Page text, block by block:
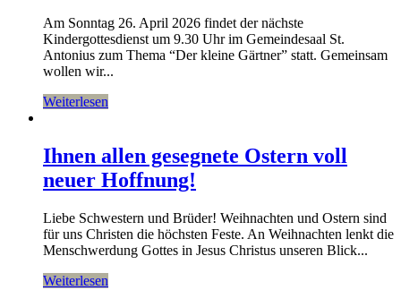
Am Sonntag 26. April 2026 findet der nächste
Kindergottesdienst um 9.30 Uhr im Gemeindesaal St.
Antonius zum Thema “Der kleine Gärtner” statt. Gemeinsam
wollen wir...
Weiterlesen
Ihnen allen gesegnete Ostern voll
neuer Hoffnung!
Liebe Schwestern und Brüder! Weihnachten und Ostern sind
für uns Christen die höchsten Feste. An Weihnachten lenkt die
Menschwerdung Gottes in Jesus Christus unseren Blick...
Weiterlesen